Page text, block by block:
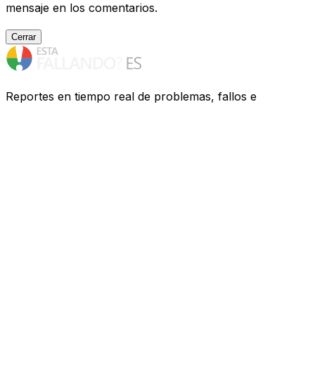
mensaje en los comentarios.
Cerrar
Reportes en tiempo real de problemas, fallos e